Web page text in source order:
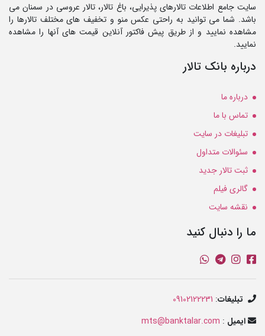
سایت جامع اطلاعات تالارهای پذیرایی، باغ تالار، تالار عروسی در سمنان می
باشد. شما می توانید به راحتی عکس منو و تخفیف های مختلف تالارها را
مشاهده نمایید و از طریق پیش فاکتور آنلاین قیمت های آنها را مشاهده
نمایید.
درباره بانک تالار
درباره ما
تماس با ما
تبلیغات در سایت
سئوالات متداول
ثبت تالار جدید
گالری فیلم
نقشه سایت
ما را دنبال کنید
تبلیغات:
09102122231
ایمیل :
mts@banktalar.com